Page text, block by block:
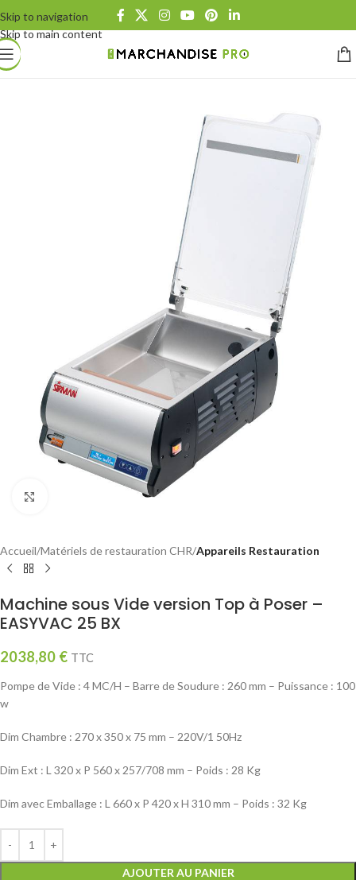
Skip to navigation
Skip to main content
Accueil Matériels de restauration CHR Appareils Restauration
Machine sous Vide version Top à Poser –
EASYVAC 25 BX
2038,80 € TTC
Pompe de Vide : 4 MC/H – Barre de Soudure : 260 mm – Puissance : 100
w
Dim Chambre : 270 x 350 x 75 mm – 220V/1 50Hz
Dim Ext : L 320 x P 560 x 257/708 mm – Poids : 28 Kg
Dim avec Emballage : L 660 x P 420 x H 310 mm – Poids : 32 Kg
AJOUTER AU PANIER